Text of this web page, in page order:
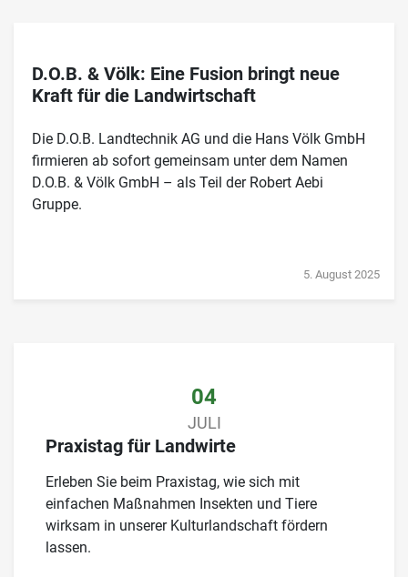
D.O.B. & Völk: Eine Fusion bringt neue
Kraft für die Landwirtschaft
Die D.O.B. Landtechnik AG und die Hans Völk GmbH
firmieren ab sofort gemeinsam unter dem Namen
D.O.B. & Völk GmbH – als Teil der Robert Aebi
Gruppe.
5. August 2025
04
JULI
Praxistag für Landwirte
Erleben Sie beim Praxistag, wie sich mit
einfachen Maßnahmen Insekten und Tiere
wirksam in unserer Kulturlandschaft fördern
lassen.